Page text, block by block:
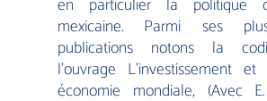
en particulier la politique
mexicaine. Parmi ses
publications notons la
l’ouvrage L’investissement
économie mondiale, (Avec